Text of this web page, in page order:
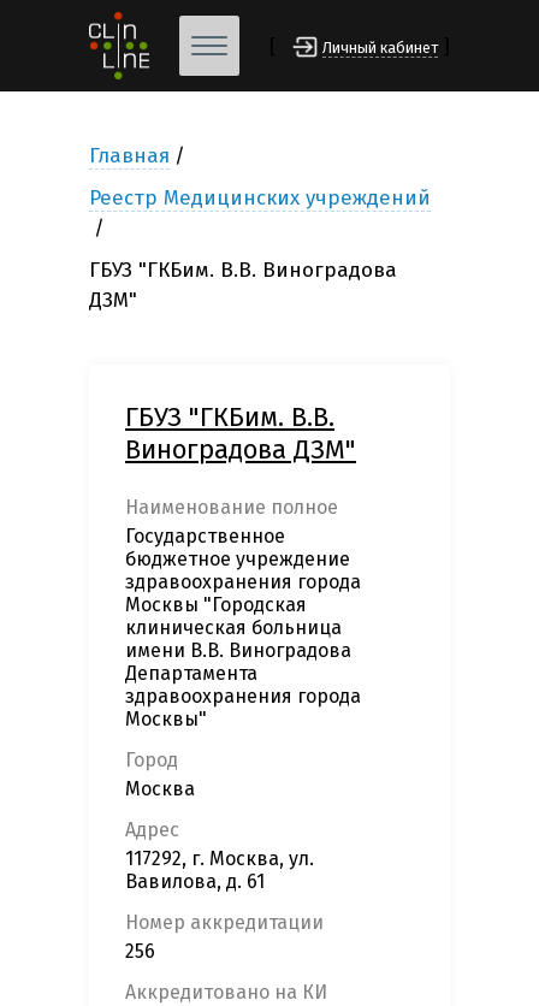
Личный кабинет
Главная
Реестр Медицинских учреждений
ГБУЗ "ГКБим. В.В. Виноградова
ДЗМ"
ГБУЗ "ГКБим. В.В.
Виноградова ДЗМ"
Наименование полное
Государственное
бюджетное учреждение
здравоохранения города
Москвы "Городская
клиническая больница
имени В.В. Виноградова
Департамента
здравоохранения города
Москвы"
Город
Москва
Адрес
117292, г. Москва, ул.
Вавилова, д. 61
Номер аккредитации
256
Аккредитовано на КИ